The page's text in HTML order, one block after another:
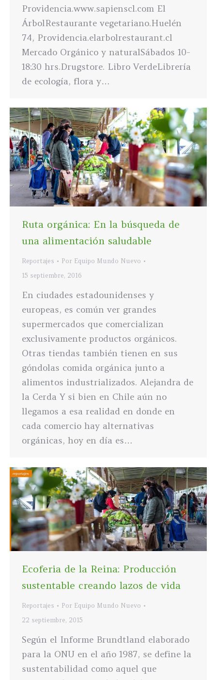
Providencia.www.sapienscl.com El
ÁrbolRestaurante vegetariano.Huelén
74, Providencia.elarbolrestaurant.cl
Mercado Orgánico y naturalSábados 10-
18:30 hrs.Drugstore. Libro VerdeLibrería
de ecología, flora y…
Ruta orgánica: En la búsqueda de
una alimentación saludable
Reportajes Por Equipo Mundo Nuevo
15 septiembre, 2016
En ciudades estadounidenses y
europeas, es común ver grandes
supermercados que comercializan
exclusivamente productos orgánicos.
Otras tiendas también tienen en sus
góndolas comida orgánica junto a
alimentos industrializados. Alejandra de
la Cerda Y si bien en Chile aún no
llegamos a esa realidad en donde en
cada comercio hay alternativas
orgánicas, hoy en día es…
Ecoferia de la Reina: Producción
sustentable creando lazos de vida
Reportajes Por Equipo Mundo Nuevo
22 septiembre, 2015
Según el Informe Brundtland elaborado
para la ONU en el año 1987, se define la
sustentabilidad como aquel que